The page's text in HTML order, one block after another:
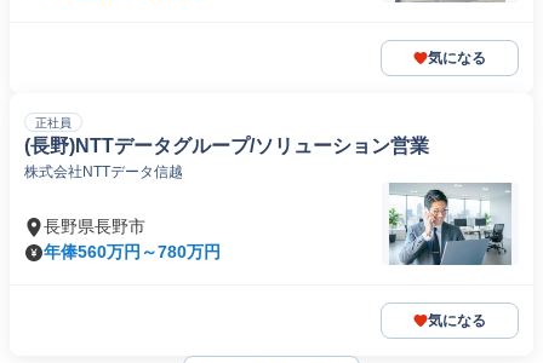
気になる
正社員
(長野)NTTデータグループ/ソリューション営業
株式会社NTTデータ信越
長野県長野市
年俸560万円～780万円
気になる